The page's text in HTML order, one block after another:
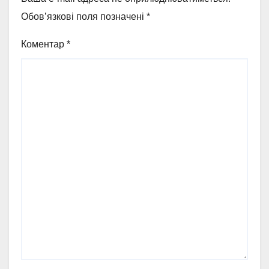
Обов’язкові поля позначені *
Коментар *